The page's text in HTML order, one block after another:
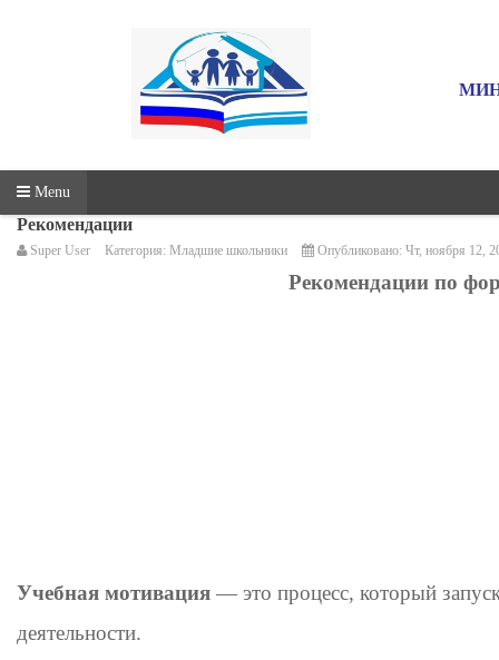
Menu
Рекомендации
Super User Категория: Младшие школьники Опубликовано: Чт, ноября 12,
Рекомендации по
Учебная мотивация — это процесс, который
деятельности.